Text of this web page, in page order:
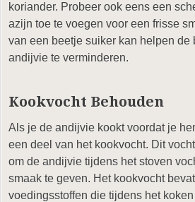
koriander. Probeer ook eens een
azijn toe te voegen voor een frisse
van een beetje suiker kan helpen de
andijvie te verminderen.
Kookvocht Behouden
Als je de andijvie kookt voordat je
een deel van het kookvocht. Dit
om de andijvie tijdens het stoven
smaak te geven. Het kookvocht
voedingsstoffen die tijdens het